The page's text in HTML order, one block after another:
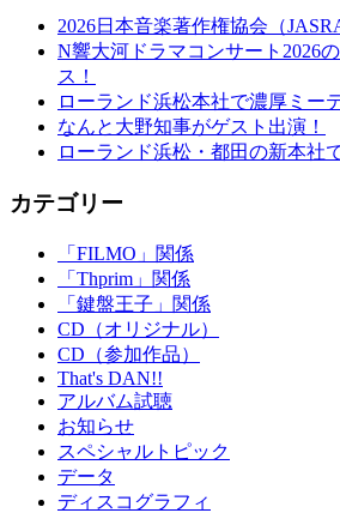
2026日本音楽著作権協会（
N響大河ドラマコンサート2026
ス！
ローランド浜松本社で濃厚ミー
なんと大野知事がゲスト出演！
ローランド浜松・都田の新本社
カテゴリー
「FILMO」関係
「Thprim」関係
「鍵盤王子」関係
CD（オリジナル）
CD（参加作品）
That's DAN!!
アルバム試聴
お知らせ
スペシャルトピック
データ
ディスコグラフィ